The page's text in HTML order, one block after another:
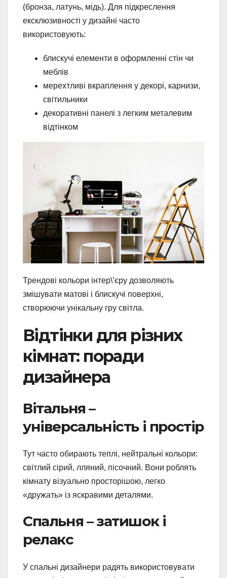
(бронза, латунь, мідь). Для підкреслення
ексклюзивності у дизайні часто
використовують:
блискучі елементи в оформленні стін чи
меблів
мерехтливі вкраплення у декорі, карнизи,
світильники
декоративні панелі з легким металевим
відтінком
Трендові кольори інтер\’єру дозволяють
змішувати матові і блискучі поверхні,
створюючи унікальну гру світла.
Відтінки для різних
кімнат: поради
дизайнера
Вітальня –
універсальність і простір
Тут часто обирають теплі, нейтральні кольори:
світлий сірий, лляний, пісочний. Вони роблять
кімнату візуально просторішою, легко
«дружать» із яскравими деталями.
Спальня – затишок і
релакс
У спальні дизайнери радять використовувати